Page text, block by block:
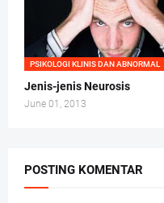
PSIKOLOGI KLINIS DAN ABNORMAL
Jenis-jenis Neurosis
June 01, 2013
POSTING KOMENTAR